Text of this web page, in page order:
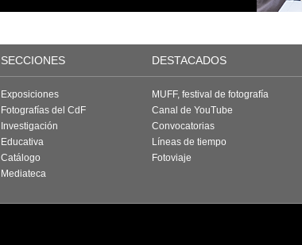
SECCIONES DESTACADOS
Exposiciones
Fotografías del CdF
Investigación
Educativa
Catálogo
Mediateca
MUFF, festival de fotografía
Canal de YouTube
Convocatorias
Líneas de tiempo
Fotoviaje